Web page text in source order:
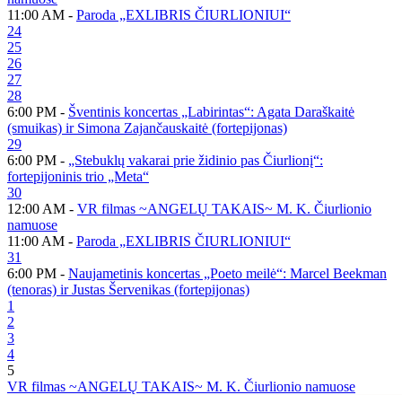
11:00 AM - Paroda „EXLIBRIS ČIURLIONIUI“
24
25
26
27
28
6:00 PM - Šventinis koncertas „Labirintas“: Agata Daraškaitė
(smuikas) ir Simona Zajančauskaitė (fortepijonas)
29
6:00 PM - „Stebuklų vakarai prie židinio pas Čiurlionį“:
fortepijoninis trio „Meta“
30
12:00 AM - VR filmas ~ANGELŲ TAKAIS~ M. K. Čiurlionio
namuose
11:00 AM - Paroda „EXLIBRIS ČIURLIONIUI“
31
6:00 PM - Naujametinis koncertas „Poeto meilė“: Marcel Beekman
(tenoras) ir Justas Šervenikas (fortepijonas)
1
2
3
4
5
VR filmas ~ANGELŲ TAKAIS~ M. K. Čiurlionio namuose